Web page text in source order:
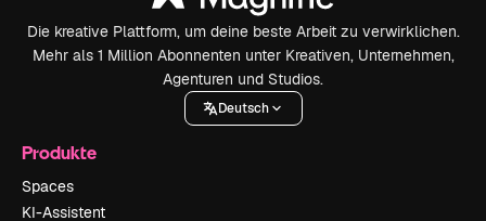
Die kreative Plattform, um deine beste Arbeit zu verwirklichen.
Mehr als 1 Million Abonnenten unter Kreativen, Unternehmen,
Agenturen und Studios.
Deutsch
Produkte
Spaces
KI-Assistent